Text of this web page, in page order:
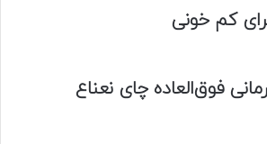
کم خونی
فوق‌العاده چای نعناع